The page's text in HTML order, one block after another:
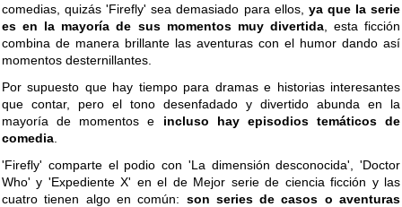
comedias, quizás 'Firefly' sea demasiado para ellos, ya que la serie
es en la mayoría de sus momentos muy divertida, esta ficción
combina de manera brillante las aventuras con el humor dando así
momentos desternillantes.
Por supuesto que hay tiempo para dramas e historias interesantes
que contar, pero el tono desenfadado y divertido abunda en la
mayoría de momentos e incluso hay episodios temáticos de
comedia
'Firefly' comparte el podio con 'La dimensión desconocida', 'Doctor
Who' y 'Expediente X' en el de Mejor serie de ciencia ficción y las
cuatro tienen algo en común: son series de casos o aventuras